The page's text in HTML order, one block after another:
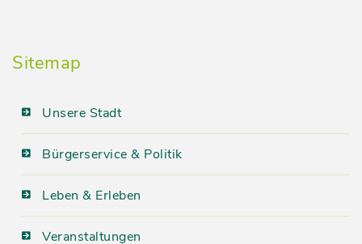
Sitemap
Unsere Stadt
Bürgerservice & Politik
Leben & Erleben
Veranstaltungen